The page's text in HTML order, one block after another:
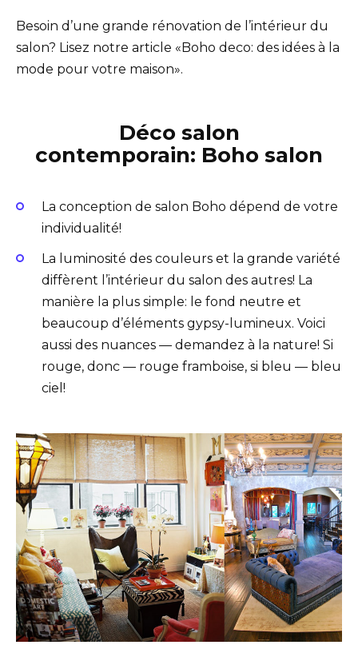
Besoin d’une grande rénovation de l’intérieur du
salon? Lisez notre article «Boho deco: des idées à la
mode pour votre maison».
Déco salon
contemporain: Boho salon
La conception de salon Boho dépend de votre
individualité!
La luminosité des couleurs et la grande variété
diffèrent l’intérieur du salon des autres! La
manière la plus simple: le fond neutre et
beaucoup d’éléments gypsy-lumineux. Voici
aussi des nuances — demandez à la nature! Si
rouge, donc — rouge framboise, si bleu — bleu
ciel!